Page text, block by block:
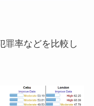
罪率などを比較し